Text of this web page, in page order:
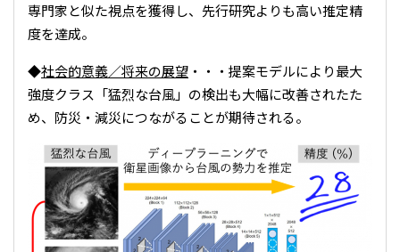
専門家と似た視点を獲得し、先行研究よりも高い推定精
度を達成。
◆社会的意義／将来の展望 ・・・提案モデルにより最大
強度クラス「猛烈な台風」の検出も大幅に改善されたた
め、防災・減災につながることが期待される。